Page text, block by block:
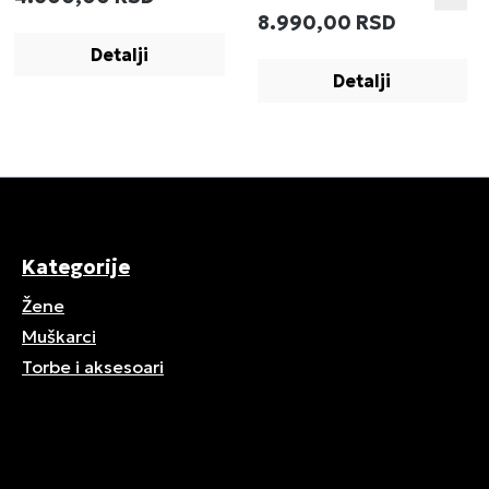
Detalji
Redovna cena:
8.990,00 RSD
Detalji
Kategorije
Žene
Muškarci
Torbe i aksesoari